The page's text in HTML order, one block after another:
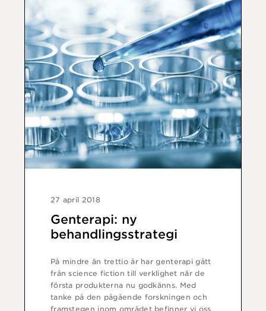
27 april 2018
Genterapi: ny
behandlingsstrategi
På mindre än trettio år har genterapi gått
från science fiction till verklighet när de
första produkterna nu godkänns. Med
tanke på den pågående forskningen och
framstegen inom området befinner vi oss